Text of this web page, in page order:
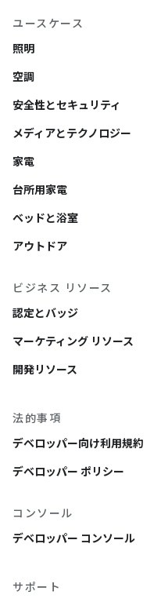
ユースケース
照明
空調
安全性とセキュリティ
メディアとテクノロジー
家電
台所用家電
ベッドと浴室
アウトドア
ビジネス リソース
認定とバッジ
マーケティング リソース
開発リソース
法的事項
デベロッパー向け利用規約
デベロッパー ポリシー
コンソール
デベロッパー コンソール
サポート